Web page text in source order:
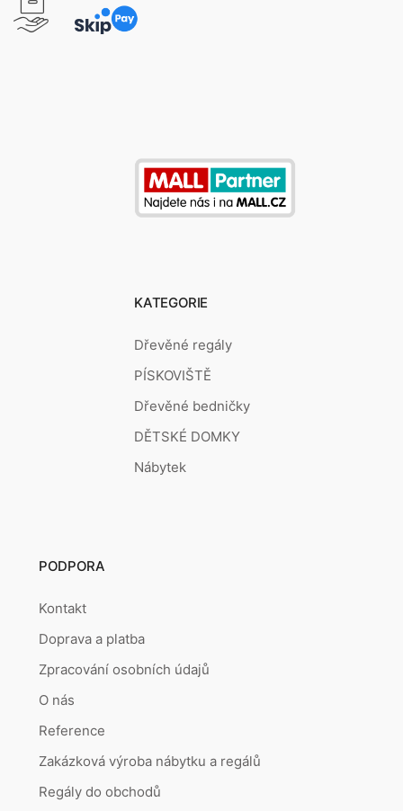
KATEGORIE
Dřevěné regály
PÍSKOVIŠTĚ
Dřevěné bedničky
DĚTSKÉ DOMKY
Nábytek
PODPORA
Kontakt
Doprava a platba
Zpracování osobních údajů
O nás
Reference
Zakázková výroba nábytku a regálů
Regály do obchodů